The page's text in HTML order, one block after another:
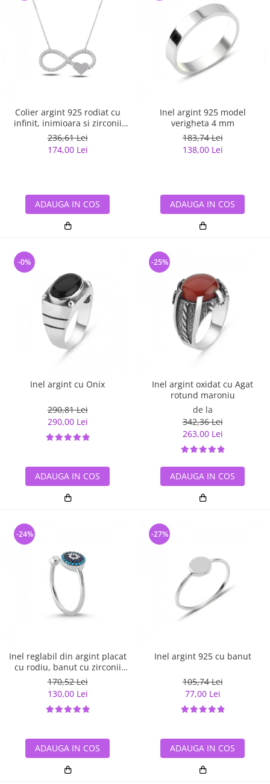
Colier argint 925 rodiat cu
infinit, inimioara si zirconii
albe - Infinite You CTU0067
236,61 Lei
174,00 Lei
ADAUGA IN COS
Inel argint 925 model
verigheta 4 mm
183,74 Lei
138,00 Lei
ADAUGA IN COS
Inel argint cu Onix
290,81 Lei
290,00 Lei
-0%
ADAUGA IN COS
Inel argint oxidat cu Agat
rotund maroniu
de la
342,36 Lei
263,00 Lei
-25%
ADAUGA IN COS
Inel reglabil din argint placat
cu rodiu, banut cu zirconii
albe si albastre
170,52 Lei
130,00 Lei
-24%
ADAUGA IN COS
Inel argint 925 cu banut
105,74 Lei
77,00 Lei
-27%
ADAUGA IN COS